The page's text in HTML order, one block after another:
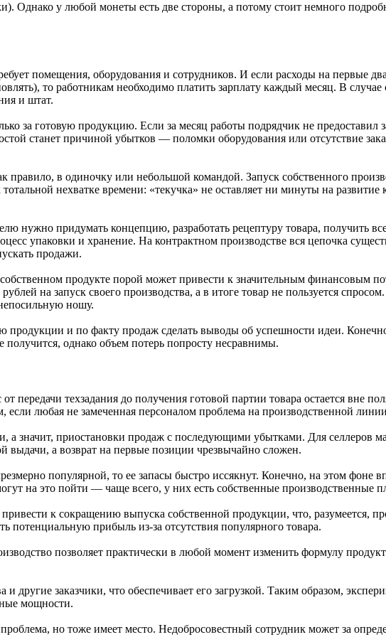
Однако у любой монеты есть две стороны, а потому стоит немного
помещения, оборудования и сотрудников. И если расходы на первые
то работникам необходимо платить зарплату каждый месяц. В
и штат.
за готовую продукцию. Если за месяц работы подрядчик не предоставил
станет причиной убытков — поломки оборудования или отсутствие
в одиночку или небольшой командой. Запуск собственного
нехватке времени: «текучка» не оставляет ни минуты на
нужно придумать концепцию, разработать рецептуру товара, получить
упаковки и хранение. На контрактном производстве вся цепочка
продажи.
продукте порой может привести к значительным финансовым
на запуск своего производства, а в итоге товар не пользуется
ношу.
и по факту продаж сделать выводы об успешности идеи.
получится, однако объем потерь попросту несравнимы.
передачи техзадания до получения готовой партии товара остается вне
любая не замеченная персоналом проблема на производственной
а значит, приостановки продаж с последующими убытками. Для селлеров
выдачи, а возврат на первые позиции чрезвычайно сложен.
популярной, то ее запасы быстро иссякнут. Конечно, на этом фоне
на это пойти — чаще всего, у них есть собственные производственные
к сокращению выпуска собственной продукции, что, разумеется,
потенциальную прибыль из-за отсутствия популярного товара.
позволяет практически в любой момент изменить формулу
другие заказчики, что обеспечивает его загрузкой. Таким образом,
мощности.
но тоже имеет место. Недобросовестный сотрудник может за